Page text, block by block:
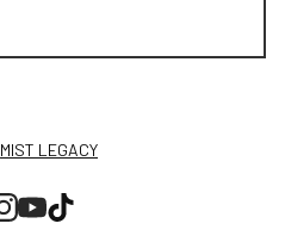
MIST LEGACY